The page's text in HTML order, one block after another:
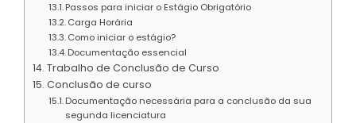
Passos para iniciar o Estágio Obrigatório
Carga Horária
Como iniciar o estágio?
Documentação essencial
Trabalho de Conclusão de Curso
Conclusão de curso
Documentação necessária para a conclusão da sua
segunda licenciatura